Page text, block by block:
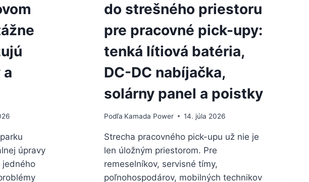
úpravy
jedného
do strešného priestoru
pre pracovné pick-upy:
tenká lítiová batéria,
DC-DC nabíjačka,
solárny panel a poistky
Podľa Kamada Power 14. júla 2026
Strecha pracovného pick-upu už nie je
len úložným priestorom. Pre
remeselníkov, servisné tímy,
poľnohospodárov, mobilných technikov